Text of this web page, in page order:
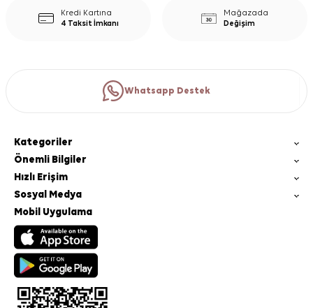
Kredi Kartına
4 Taksit İmkanı
Mağazada
Değişim
Whatsapp Destek
Kategoriler
Önemli Bilgiler
Hızlı Erişim
Sosyal Medya
Mobil Uygulama